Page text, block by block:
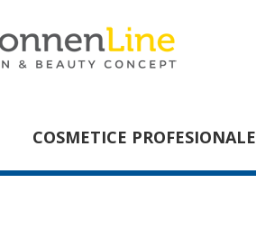
COSMETICE PROFESIONALE